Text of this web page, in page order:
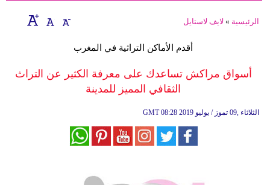
صحة
الرئيسية » لايف لاستايل
أقدم الأماكن التراثية في المغرب
أسواق مراكش تساعدك على معرفة الكثير عن التراث
الثقافي المميز للمدينة
GMT 08:28 2019 الثلاثاء ,09 تموز / يوليو